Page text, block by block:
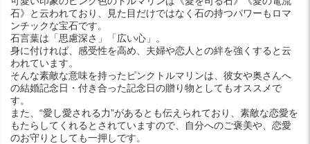
石》と云われており、見た目だけではなく石の持つパワーもロマ
ンチックな宝石です。
石言葉は「思慮深さ」「広い心」。
身に付ければ、感受性を高め、夫婦や恋人との絆を強くすると云
われています。
そんな素敵な意味を持ったピンクトルマリンは、彼女や奥さんへ
の結婚記念日・付き合った記念日の贈り物としてもオススメで
す。
また、“愛し愛される力”があるとも伝えられており、素敵な恋愛を
もたらしてくれるとされていますので、自分へのご褒美や、恋愛
のお守りとしても一押しです。